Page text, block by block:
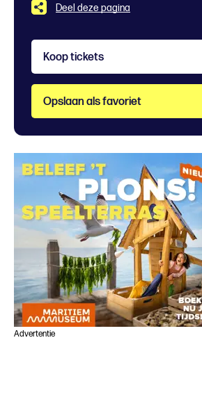
Deel deze pagina
Koop tickets
Opslaan als favoriet
Advertentie